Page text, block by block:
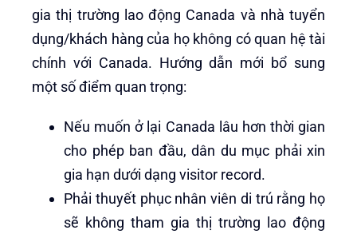
gia thị trường lao động Canada và nhà tuyển
dụng/khách hàng của họ không có quan hệ tài
chính với Canada. Hướng dẫn mới bổ sung
một số điểm quan trọng:
Nếu muốn ở lại Canada lâu hơn thời gian
cho phép ban đầu, dân du mục phải xin
gia hạn dưới dạng visitor record.
Phải thuyết phục nhân viên di trú rằng họ
sẽ không tham gia thị trường lao động